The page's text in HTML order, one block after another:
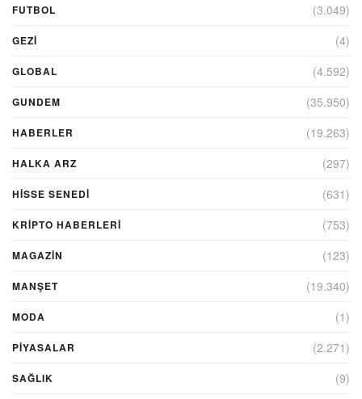
FUTBOL (3.049)
GEZI (4)
GLOBAL (4.592)
GUNDEM (35.950)
HABERLER (19.263)
HALKA ARZ (297)
HİSSE SENEDİ (631)
KRIPTO HABERLERI (753)
MAGAZİN (123)
MANŞET (19.340)
MODA (1)
PİYASALAR (2.271)
SAĞLIK (9)